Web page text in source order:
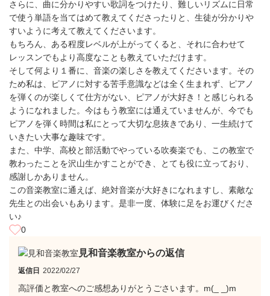
さらに、曲に分かりやすい歌詞をつけたり、難しいリズムに日常
で使う単語を当てはめて教えてくださったりと、生徒が分かりや
すいように考えて教えてくださいます。
もちろん、ある程度レベルが上がってくると、それに合わせて
レッスンでもより高度なことも教えていただけます。
そして何より１番に、音楽の楽しさを教えてくださいます。その
ため私は、ピアノに対する苦手意識などは全く生まれず、ピアノ
を弾くのが楽しくて仕方がない、ピアノが大好き！と感じられる
ようになれました。今はもう教室には通えていませんが、今でも
ピアノを弾く時間は私にとって大切な息抜きであり、一生続けて
いきたい大事な趣味です。
また、中学、高校と部活動でやっている吹奏楽でも、この教室で
教わったことを沢山生かすことができ、とても役に立っており、
感謝しかありません。
この音楽教室に通えば、絶対音楽が大好きになれますし、素敵な
先生との出会いもあります。是非一度、体験に足をお運びくださ
い♪
0
見和音楽教室からの返信
返信日 2022/02/27
高評価と教室へのご感想ありがとうごさいます。m(_ _)m